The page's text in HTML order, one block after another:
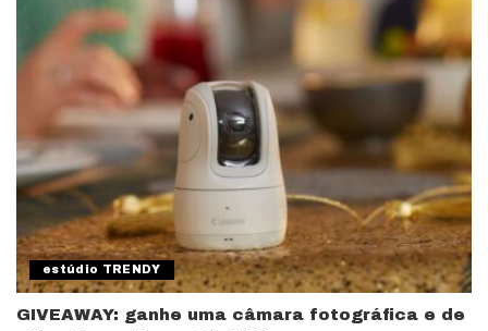
estúdio TRENDY
GIVEAWAY: ganhe uma câmara fotográfica e de